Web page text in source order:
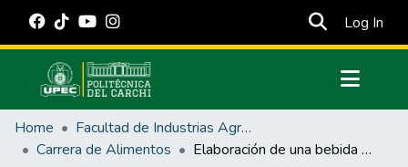
Log In
Communities & Collections
All of DSpace
Home
Facultad de Industrias Agropecuarias y Ciencias Ambientales
Carrera de Alimentos
Elaboración de una bebida saborizada con extracto de chocho y goma xanthan como estabilizante